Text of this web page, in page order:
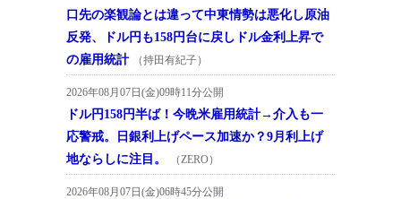
口先の楽観論とは違って中東情勢は悪化し原油
反発、ドル円も158円台に戻しドル金利上昇で
の雇用統計
（持田有紀子）
2026年08月07日(金)09時11分公開
ドル円158円半ば！今晩米雇用統計→介入も一
応警戒。日銀利上げペース加速か？9月利上げ
地ならしに注目。
（ZERO）
2026年08月07日(金)06時45分公開